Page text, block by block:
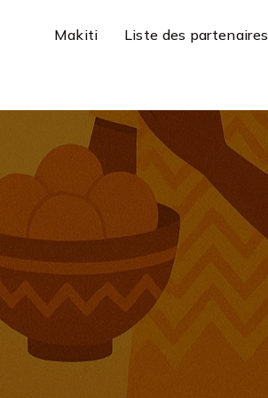
Makiti Liste des partenaires